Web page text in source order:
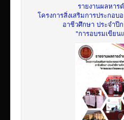
รายงานผลหาร
โครงการสิ่งเสริมการประกอ
อาชีวศึกษา ประจำปี
"การอบรมเขียน